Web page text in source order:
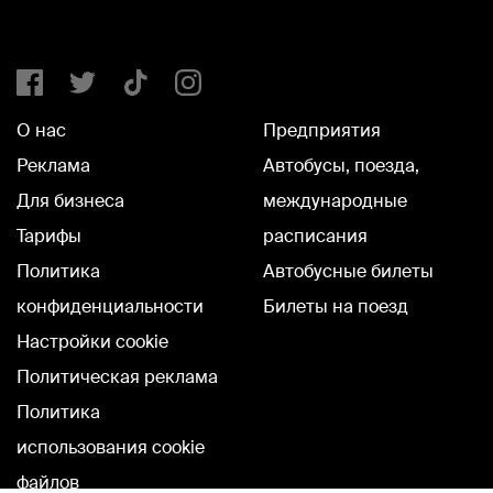
О нас
Реклама
Для бизнеса
Тарифы
Политика
конфиденциальности
Настройки cookie
Политическая реклама
Политика
использования cookie
файлов
Предприятия
Автобусы, поезда,
международные
расписания
Автобусные билеты
Билеты на поезд